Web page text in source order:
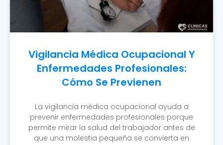
Vigilancia Médica Ocupacional Y
Enfermedades Profesionales:
Cómo Se Previenen
La vigilancia médica ocupacional ayuda a
prevenir enfermedades profesionales porque
permite mirar la salud del trabajador antes de
que una molestia pequeña se convierta en